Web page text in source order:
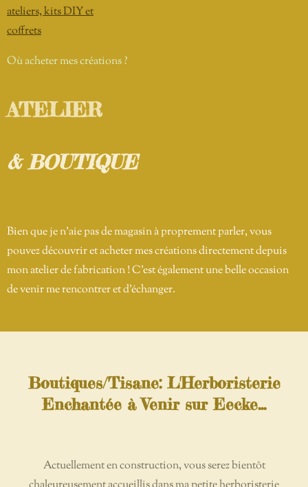
ateliers, kits DIY et
coffrets
Où acheter mes créations ?
ATELIER
& BOUTIQUE
Bien que je n'aie pas de magasin à proprement parler, vous
pouvez découvrir et acheter mes créations directement depuis
mon atelier de fabrication ! C'est également une belle occasion
de venir me rencontrer et d'échanger.
Boutiques/Tisane: L'Herboristerie
Enchantée à Venir sur Eecke...
Actuellement en construction, vous serez bientôt